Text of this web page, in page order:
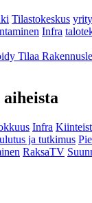
Tilastokeskus
Infra
Tilaa
Infra
ja tutkimus
RaksaTV